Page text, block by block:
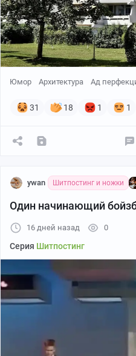
Юмор Архитектура Ад
31 18 1 1
ywan Шитпостинг и ножки
Один начинающий
16 дней назад 0
Серия Шитпостинг